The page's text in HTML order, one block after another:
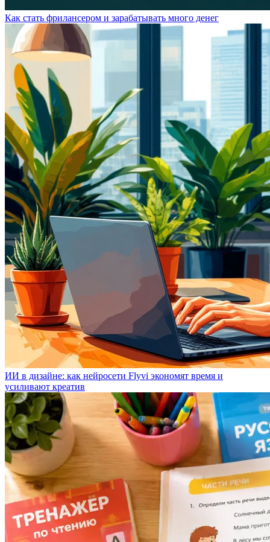
Как стать фрилансером и зарабатывать много денег
ИИ в дизайне: как нейросети Flyvi экономят время и
усиливают креатив